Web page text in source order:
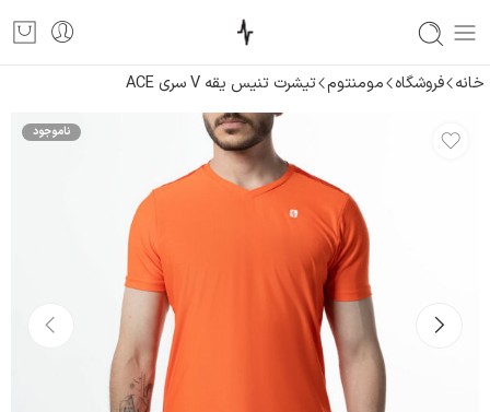
خانه فروشگاه مومنتوم تیشرت تنیس یقه V سری ACE
ناموجود